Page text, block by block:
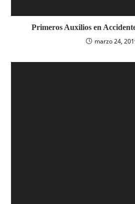
Primeros Auxilios en
marzo 24,